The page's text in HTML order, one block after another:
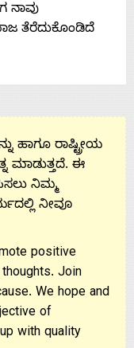
ನಾವು
ತೆರೆದುಕೊಂಡಿದೆ
ಹಾಗೂ ರಾಷ್ಟ್ರೀಯ
ಮಾಡುತ್ತದೆ. ಈ
ನಿಮ್ಮ
ನೀವೂ
positive
Join
We hope and
of
with quality